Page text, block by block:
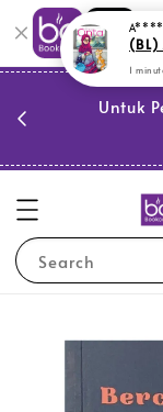
Untuk
Search
A****
1